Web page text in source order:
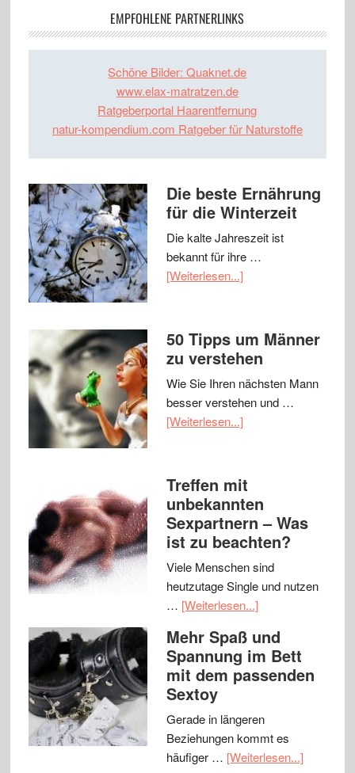
EMPFOHLENE PARTNERLINKS
Schöne Bilder: Quaknet.de
www.elax-matratzen.de
Ratgeberportal Haarentfernung
natur-kompendium.com Ratgeber für Naturstoffe
Die beste Ernährung
für die Winterzeit
Die kalte Jahreszeit ist
bekannt für ihre …
[Weiterlesen...]
50 Tipps um Männer
zu verstehen
Wie Sie Ihren nächsten Mann
besser verstehen und …
[Weiterlesen...]
Treffen mit
unbekannten
Sexpartnern – Was
ist zu beachten?
Viele Menschen sind
heutzutage Single und nutzen
… [Weiterlesen...]
Mehr Spaß und
Spannung im Bett
mit dem passenden
Sextoy
Gerade in längeren
Beziehungen kommt es
häufiger … [Weiterlesen...]